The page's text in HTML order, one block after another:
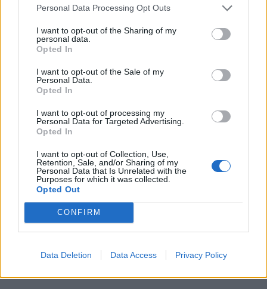
Personal Data Processing Opt Outs
I want to opt-out of the Sharing of my
personal data.
Opted In
I want to opt-out of the Sale of my
Personal Data.
Opted In
I want to opt-out of processing my
Personal Data for Targeted Advertising.
Opted In
I want to opt-out of Collection, Use,
Retention, Sale, and/or Sharing of my
Personal Data that Is Unrelated with the
Purposes for which it was collected.
Opted Out
CONFIRM
Data Deletion Data Access Privacy Policy
perplessità sullaa figura di
Zelensky: "Comunque la guerra montata
dalla comunicazione di Zelensky e postata da
Zelensky come se fosse il trailer di film su
Netflix è disturbante. Sembra finto ciò che è
vero, che poi è il contrario dell’effetto che si
vorrebbe avere sulla platea, suppongo", aveva
scritto tempo fa sui social.